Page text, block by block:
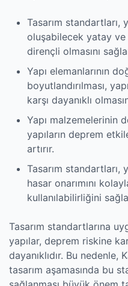
Tasarım standartları,
oluşabilecek yatay ve
dirençli olmasını
Yapı elemanlarının
boyutlandırılması,
karşı dayanıklı
Yapı malzemelerinin
yapıların deprem
artırır.
Tasarım standartları,
hasar onarımını
kullanılabilirliğini
Tasarım standartlarına
yapılar, deprem riskine
dayanıklıdır. Bu nedenle,
tasarım aşamasında bu